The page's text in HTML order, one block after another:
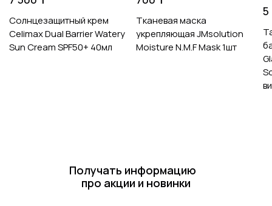
Солнцезащитный крем
Celimax Dual Barrier Watery
Sun Cream SPF50+ 40мл
Тканевая маска
укрепляющая JMsolution
Moisture N.M.F Mask 1шт
5
Получать информацию
про акции и новинки